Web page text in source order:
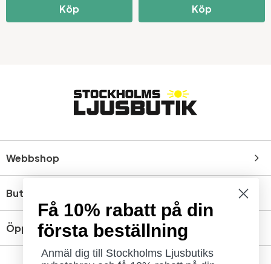
Köp Köp
Webbshop
Butik
Öppettider
Få 10% rabatt på din
första beställning
Anmäl dig till Stockholms Ljusbutiks